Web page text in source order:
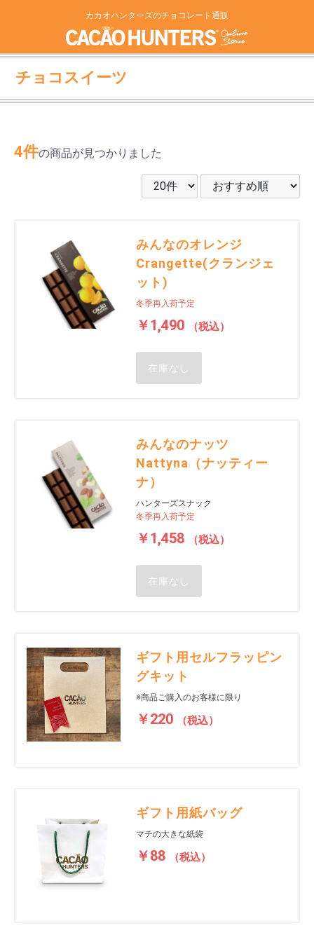
カカオハンターズのチョコレート通販
チョコスイーツ
4件の商品が見つかりました
みんなのオレンジ
Crangette(クランジェ
ット)
冬季再入荷予定
￥1,490 （税込）
在庫なし
みんなのナッツ
Nattyna（ナッティー
ナ）
ハンターズスナック
冬季再入荷予定
￥1,458 （税込）
在庫なし
ギフト用セルフラッピン
グキット
※商品ご購入のお客様に限り
￥220 （税込）
ギフト用紙バッグ
マチの大きな紙袋
￥88 （税込）